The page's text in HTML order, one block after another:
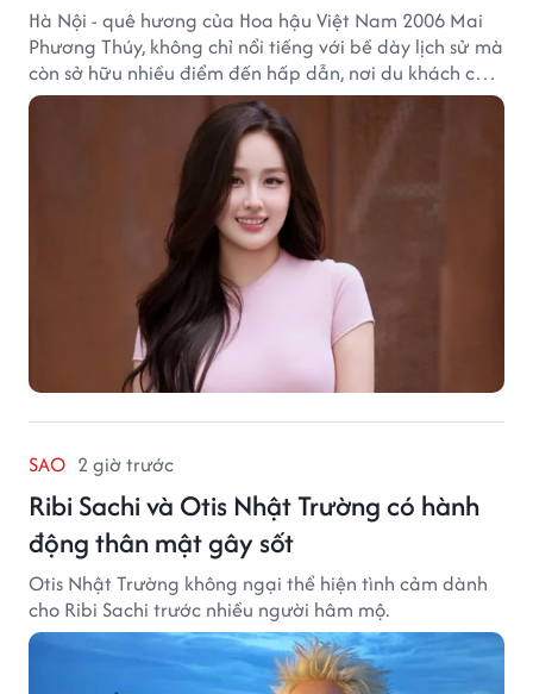
Hà Nội - quê hương của Hoa hậu Việt Nam 2006 Mai
Phương Thúy, không chỉ nổi tiếng với bề dày lịch sử mà
còn sở hữu nhiều điểm đến hấp dẫn, nơi du khách có
thể cảm nhận trọn vẹn vẻ đẹp cổ kính xen lẫn nhịp
sống hiện đại của Thủ đô.
SAO 2 giờ trước
Ribi Sachi và Otis Nhật Trường có hành
động thân mật gây sốt
Otis Nhật Trường không ngại thể hiện tình cảm dành
cho Ribi Sachi trước nhiều người hâm mộ.